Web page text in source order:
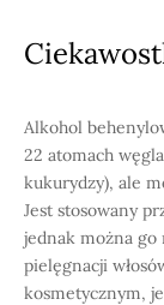
Alkohol
22 atomach
kukurydzy), ale
Jest stosowany
jednak można
pielęgnacji
kosmetycznym,